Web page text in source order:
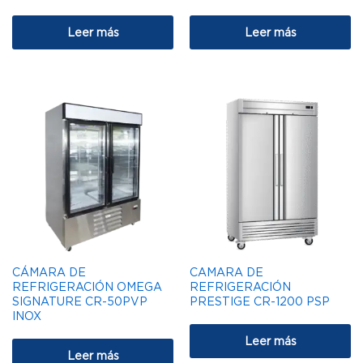
Leer más Leer más
CÁMARA DE
REFRIGERACIÓN OMEGA
SIGNATURE CR-50PVP
INOX
Leer más
CAMARA DE
REFRIGERACIÓN
PRESTIGE CR-1200 PSP
Leer más